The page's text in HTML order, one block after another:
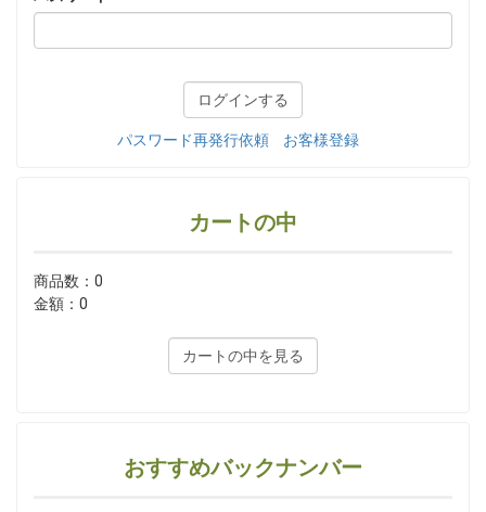
パスワード再発行依頼 お客様登録
カートの中
商品数：0
金額：0
カートの中を見る
おすすめバックナンバー